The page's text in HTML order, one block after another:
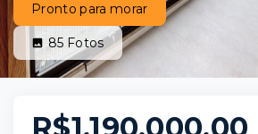
Pronto para morar
85 Fotos